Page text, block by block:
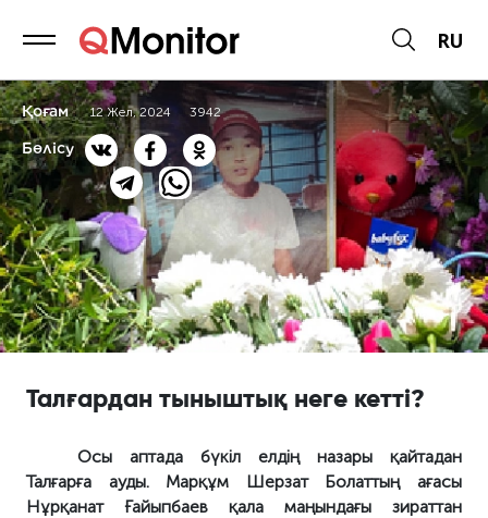
RU
Қоғам 12 Жел, 2024 3942
Бөлісу
Талғардан тыныштық неге кетті?
Осы аптада бүкіл елдің назары қайтадан
Талғарға ауды. Марқұм Шерзат Болаттың ағасы
Нұрқанат Ғайыпбаев қала маңындағы зираттан